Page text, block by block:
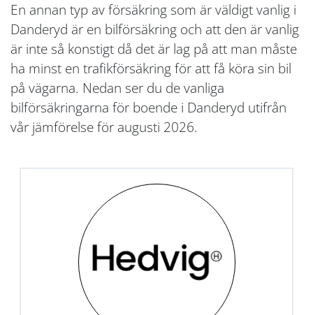
En annan typ av försäkring som är väldigt vanlig i
Danderyd är en bilförsäkring och att den är vanlig
är inte så konstigt då det är lag på att man måste
ha minst en trafikförsäkring för att få köra sin bil
på vägarna. Nedan ser du de vanliga
bilförsäkringarna för boende i Danderyd utifrån
vår jämförelse för augusti 2026.